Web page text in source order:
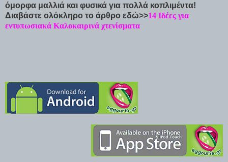
όμορφα μαλλιά και φυσικά για πολλά κοπλιμέντα!
Διαβάστε ολόκληρο το άρθρο εδώ>>14 Ιδέες για
εντυπωσιακά Καλοκαιρινά χτενίσματα